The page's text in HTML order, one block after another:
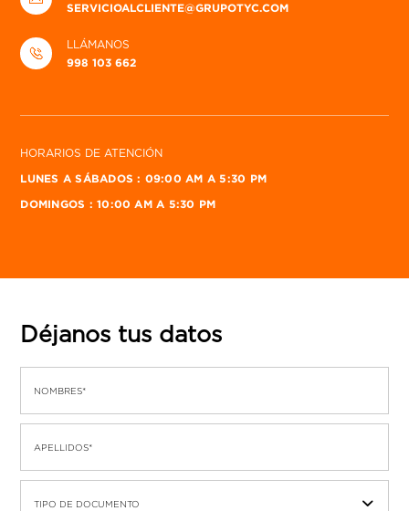
SERVICIOALCLIENTE@GRUPOTYC.COM
LLÁMANOS
998 103 662
HORARIOS DE ATENCIÓN
LUNES A SÁBADOS : 09:00 AM A 5:30 PM
DOMINGOS : 10:00 AM A 5:30 PM
Déjanos tus datos
NOMBRES*
APELLIDOS*
TIPO DE DOCUMENTO